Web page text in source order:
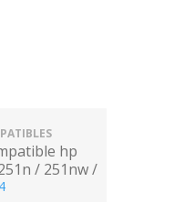
hp
/ 251nw /
1.800 pag